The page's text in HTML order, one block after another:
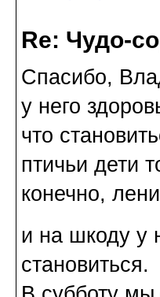
Re: Чудо-
Спасибо,
у него
что
птичьи дети
конечно,
и на шкоду у
становиться.